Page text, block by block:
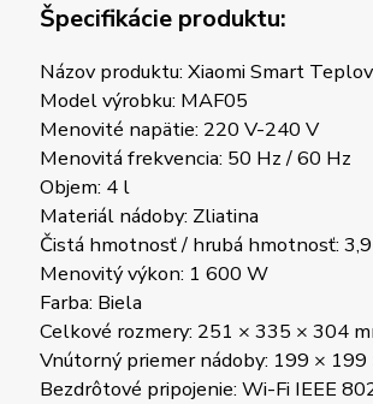
Špecifikácie produktu:
Názov produktu: Xiaomi Smart
Model výrobku: MAF05
Menovité napätie: 220 V-240 V
Menovitá frekvencia: 50 Hz / 60 Hz
Objem: 4 l
Materiál nádoby: Zliatina
Čistá hmotnosť / hrubá hmotnosť:
Menovitý výkon: 1 600 W
Farba: Biela
Celkové rozmery: 251 × 335 × 304
Vnútorný priemer nádoby: 199 ×
Bezdrôtové pripojenie: Wi-Fi IEEE